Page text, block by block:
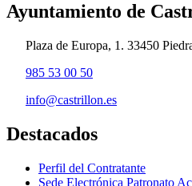
Ayuntamiento de
Plaza de Europa, 1. 33450
985 53 00 50
info@castrillon.es
Destacados
Perfil del Contratante
Sede Electrónica Patronato